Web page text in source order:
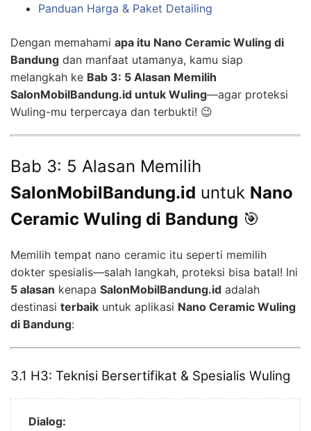
Panduan Harga & Paket Detailing
Dengan memahami apa itu Nano Ceramic Wuling di
Bandung dan manfaat utamanya, kamu siap
melangkah ke Bab 3: 5 Alasan Memilih
SalonMobilBandung.id untuk Wuling—agar proteksi
Wuling-mu terpercaya dan terbukti! 😉
Bab 3: 5 Alasan Memilih
SalonMobilBandung.id untuk Nano
Ceramic Wuling di Bandung 🎯
Memilih tempat nano ceramic itu seperti memilih
dokter spesialis—salah langkah, proteksi bisa batal! Ini
5 alasan kenapa SalonMobilBandung.id adalah
destinasi terbaik untuk aplikasi Nano Ceramic Wuling
di Bandung:
3.1 H3: Teknisi Bersertifikat & Spesialis Wuling
Dialog: